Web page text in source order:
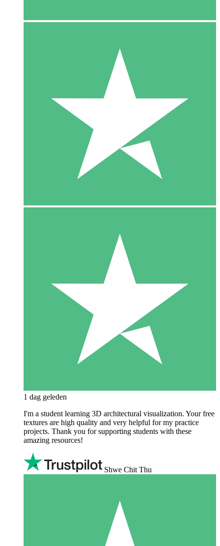
1 dag geleden
I'm a student learning 3D architectural visualization. Your free
textures are high quality and very helpful for my practice
projects. Thank you for supporting students with these
amazing resources!
Shwe Chit Thu